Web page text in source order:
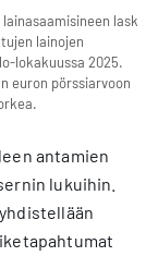
laski
lainojen
lokakuussa 2025.
euron pörssiarvoon
antamien
lukuihin.